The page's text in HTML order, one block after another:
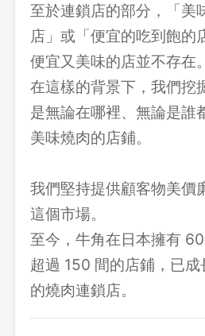
至於連鎖店的部分，「美
店」或「便宜的吃到飽的
便宜又美味的店並不存在。
在這樣的背景下，我們挖
是無論在哪裡、無論是誰
美味燒肉的店鋪。
我們堅持提供顧客物美價
這個市場。
至今，牛角在日本擁有
超過 150 間的店鋪，已
的燒肉連鎖店。